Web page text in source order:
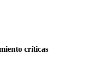
críticas